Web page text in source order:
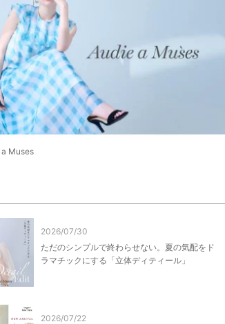
Muses
2026/07/30
ただのシンプルで終わらせない。夏の気配をド
ラマチックにする「立体ディティール」
2026/07/22